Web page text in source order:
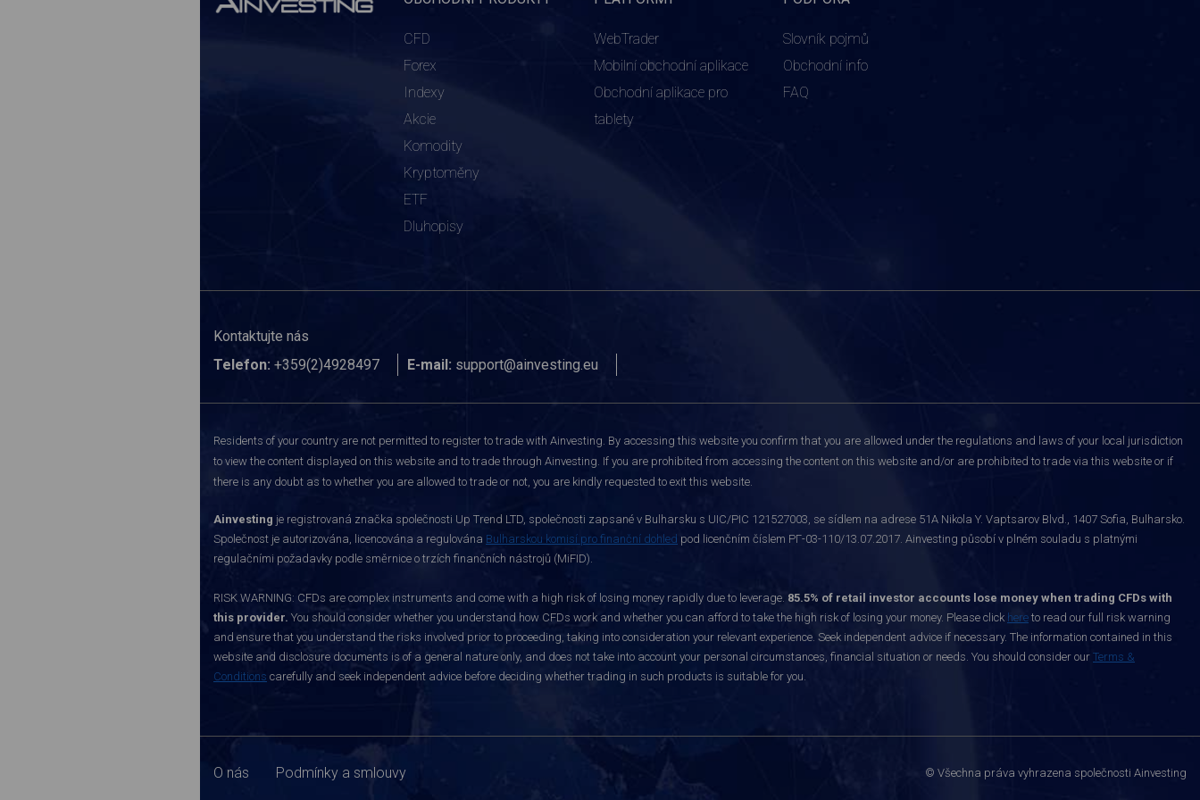
CFD
Forex
Indexy
Akcie
Komodity
Kryptoměny
ETF
Dluhopisy
WebTrader
Mobilní obchodní aplikace
Obchodní aplikace pro
tablety
Slovník pojmů
Obchodní info
FAQ
Kontaktujte nás
Telefon: +359(2)4928497 E-mail: support@ainvesting.eu
Residents of your country are not permitted to register to trade with Ainvesting. By accessing this website you confirm that you are allowed under the regulations and laws of your local jurisdiction
to view the content displayed on this website and to trade through Ainvesting. If you are prohibited from accessing the content on this website and/or are prohibited to trade via this website or if
there is any doubt as to whether you are allowed to trade or not, you are kindly requested to exit this website.
Ainvesting je registrovaná značka společnosti Up Trend LTD, společnosti zapsané v Bulharsku s UIC/PIC 121527003, se sídlem na adrese 51A Nikola Y. Vaptsarov Blvd., 1407 Sofia, Bulharsko.
Společnost je autorizována, licencována a regulována Bulharskou komisí pro finanční dohled pod licenčním číslem РГ-03-110/13.07.2017. Ainvesting působí v plném souladu s platnými
regulačními požadavky podle směrnice o trzích finančních nástrojů (MiFID).
RISK WARNING: CFDs are complex instruments and come with a high risk of losing money rapidly due to leverage. 85.5% of retail investor accounts lose money when trading CFDs with
this provider. You should consider whether you understand how CFDs work and whether you can afford to take the high risk of losing your money. Please click here to read our full risk warning
and ensure that you understand the risks involved prior to proceeding, taking into consideration your relevant experience. Seek independent advice if necessary. The information contained in this
website and disclosure documents is of a general nature only, and does not take into account your personal circumstances, financial situation or needs. You should consider our Terms &
Conditions carefully and seek independent advice before deciding whether trading in such products is suitable for you.
O nás Podmínky a smlouvy © Všechna práva vyhrazena společnosti Ainvesting